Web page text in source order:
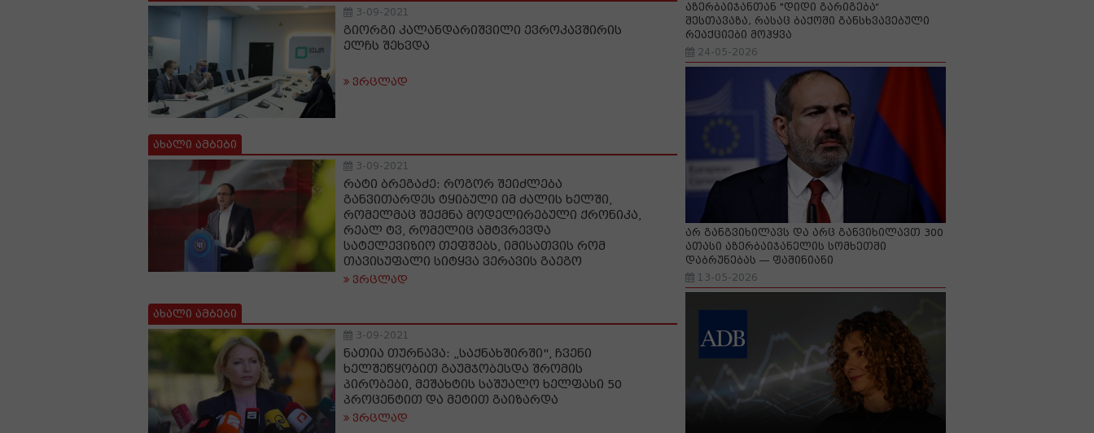
3-09-2021
გიორგი კალანდარიშვილი ევროკავშირის
ელჩს შეხვდა
ვრცლად
ახალი ამბები
3-09-2021
რატი ბრეგაძე: როგორ შეიძლება
განვითარდეს ტყიბული იმ ძალის ხელში,
რომელმაც შექმნა მოდელირებული ქრონიკა,
რეალ ტვ, რომელიც ამტვრევდა
სატელევიზიო თეფშებს, იმისათვის რომ
თავისუფალი სიტყვა ვერავის გაეგო
ვრცლად
ახალი ამბები
3-09-2021
ნათია თურნავა: „საქნახშირში", ჩვენი
ხელშეწყობით გაუმჯობესდა შრომის
პირობები, მეშახტის საშუალო ხელფასი 50
პროცენტით და მეტით გაიზარდა
ვრცლად
აზერბაიჯანთან "დიდი გარიგება“
შესთავაზა, რასაც ბაქოში განსხვავებული
რეაქციები მოჰყვა
24-05-2026
არ განგვიხილავს და არც განვიხილავთ 300
ათასი აზერბაიჯანელის სომხეთში
დაბრუნებას — ფაშინიანი
13-05-2026